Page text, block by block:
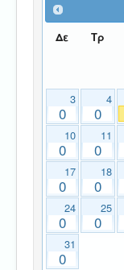
Δε Τρ
3
0
4
0
10
0
11
0
17
0
18
0
24
0
25
0
31
0